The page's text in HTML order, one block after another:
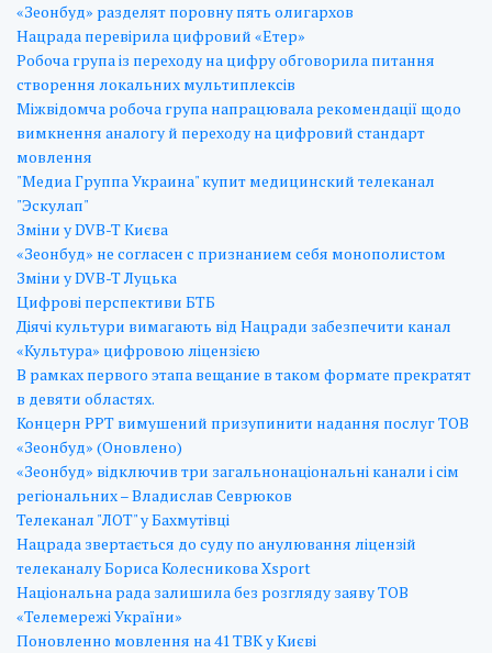
«Зеонбуд» разделят поровну пять олигархов
Нацрада перевірила цифровий «Етер»
Робоча група із переходу на цифру обговорила питання
створення локальних мультиплексів
Міжвідомча робоча група напрацювала рекомендації щодо
вимкнення аналогу й переходу на цифровий стандарт
мовлення
"Медиа Группа Украина" купит медицинский телеканал
"Эскулап"
Зміни у DVB-T Києва
«Зеонбуд» не согласен с признанием себя монополистом
Зміни у DVB-T Луцька
Цифрові перспективи БТБ
Діячі культури вимагають від Нацради забезпечити канал
«Культура» цифровою ліцензією
В рамках первого этапа вещание в таком формате прекратят
в девяти областях.
Концерн РРТ вимушений призупинити надання послуг ТОВ
«Зеонбуд» (Оновлено)
«Зеонбуд» відключив три загальнонаціональні канали і сім
регіональних – Владислав Севрюков
Телеканал "ЛОТ" у Бахмутівці
Нацрада звертається до суду по анулювання ліцензій
телеканалу Бориса Колесникова Xsport
Національна рада залишила без розгляду заяву ТОВ
«Телемережі України»
Поновленно мовлення на 41 ТВК у Києві